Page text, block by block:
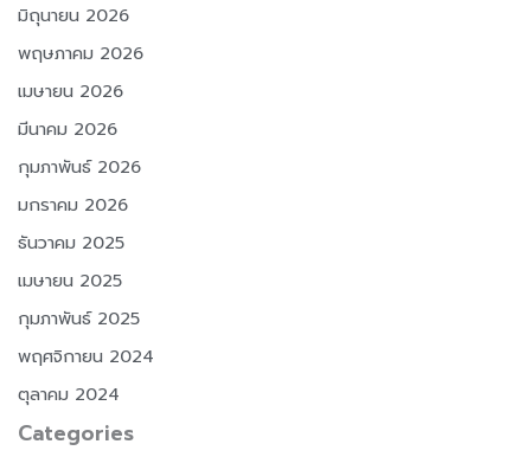
มิถุนายน 2026
พฤษภาคม 2026
เมษายน 2026
มีนาคม 2026
กุมภาพันธ์ 2026
มกราคม 2026
ธันวาคม 2025
เมษายน 2025
กุมภาพันธ์ 2025
พฤศจิกายน 2024
ตุลาคม 2024
Categories